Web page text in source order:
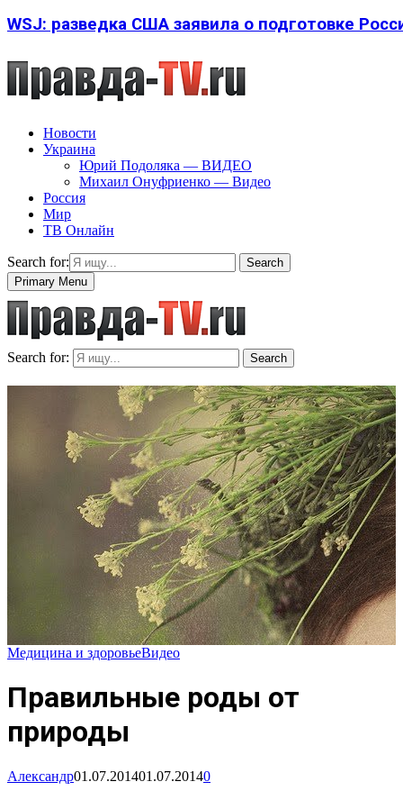
WSJ: разведка США заявила о подготовке
Новости
Украина
Юрий Подоляка — ВИДЕО
Михаил Онуфриенко — Видео
Россия
Мир
ТВ Онлайн
Search for:
Search
Primary Menu
Search for: Search
Медицина и здоровьеВидео
Правильные роды от
природы
Александр01.07.201401.07.20140